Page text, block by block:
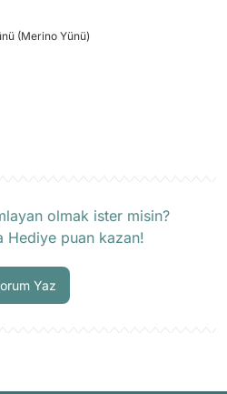
(Merino Yünü)
olmak ister misin?
Hediye puan kazan!
Yaz